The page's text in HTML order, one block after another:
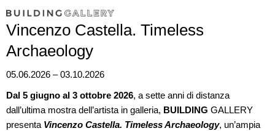
Vincenzo Castella. Timeless
Archaeology
05.06.2026 – 03.10.2026
Dal 5 giugno al 3 ottobre 2026, a sette anni di distanza
dall’ultima mostra dell’artista in galleria, BUILDING GALLERY
presenta Vincenzo Castella. Timeless Archaeology, un’ampia